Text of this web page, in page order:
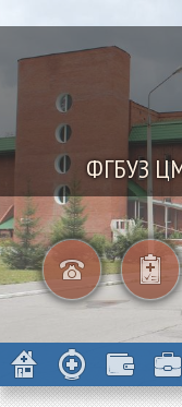
ФГБУЗ